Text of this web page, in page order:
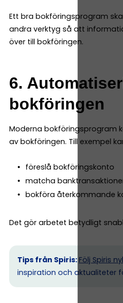
Ett bra bokföringsprogram
andra verktyg så att
över till bokföringen.
6.
bokföringen
Moderna bokföringsprogram
av bokföringen. Till exempel
föreslå bokföringskonto
matcha
bokföra återkommande
Det gör arbetet betydligt
Tips från Spiris: Följ Spiris
inspiration och aktualiteter